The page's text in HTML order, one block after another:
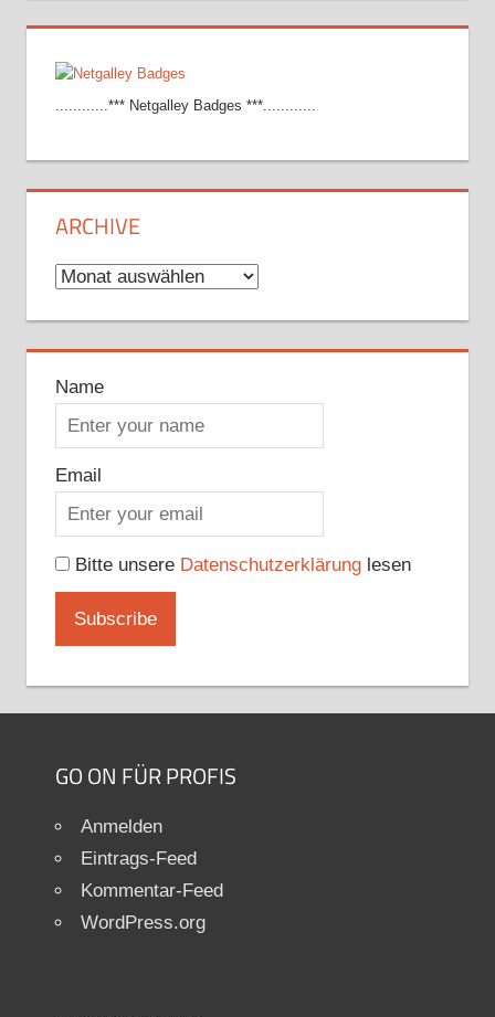
............*** Netgalley Badges ***............
ARCHIVE
Archive
Name
Email
Bitte unsere Datenschutzerklärunglesen
GO ON FÜR PROFIS
Anmelden
Eintrags-Feed
Kommentar-Feed
WordPress.org